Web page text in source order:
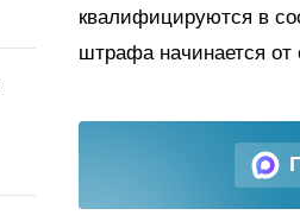
квалифицируются в
штрафа начинается от